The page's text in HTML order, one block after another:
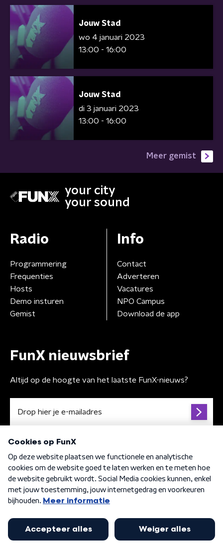
Jouw Stad
wo 4 januari 2023
13:00 - 16:00
Jouw Stad
di 3 januari 2023
13:00 - 16:00
Meer gemist
your city
your sound
Radio
Programmering
Frequenties
Hosts
Demo insturen
Gemist
Info
Contact
Adverteren
Vacatures
NPO Campus
Download de app
FunX nieuwsbrief
Altijd op de hoogte van het laatste FunX-nieuws?
Algemene voorwaarden Privacybeleid